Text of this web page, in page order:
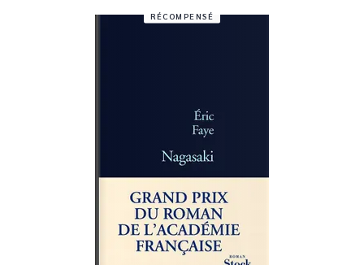
RÉCOMPENSÉ